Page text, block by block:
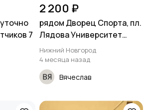
7
2 200 ₽
рядом Дворец Спорта, пл.
Лядова Университет
Лобачевского
Нижний Новгород
4 месяца назад
Вячеслав